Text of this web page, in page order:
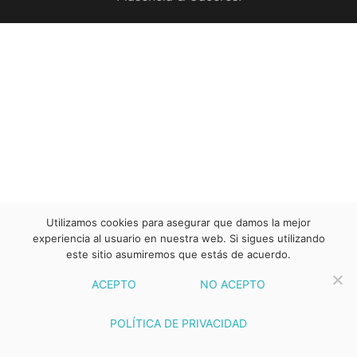
Utilizamos cookies para asegurar que damos la mejor
experiencia al usuario en nuestra web. Si sigues utilizando
este sitio asumiremos que estás de acuerdo.
ACEPTO NO ACEPTO
POLÍTICA DE PRIVACIDAD